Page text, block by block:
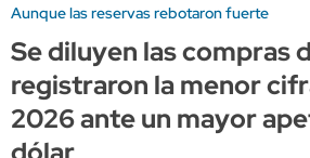
Aunque las reservas rebotaron fuerte
Se diluyen las compras
registraron la menor
2026 ante un mayor